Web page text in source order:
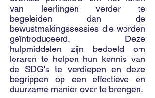
van leerlingen verder te
begeleiden dan de
bewustmakingssessies die worden
geïntroduceerd. Deze
hulpmiddelen zijn bedoeld om
leraren te helpen hun kennis van
de SDG's te verdiepen en deze
begrippen op een effectieve en
duurzame manier over te brengen.